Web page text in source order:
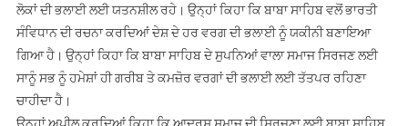
ਲੋਕਾਂ ਦੀ ਭਲਾਈ ਲਈ ਯਤਨਸ਼ੀਲ ਰਹੇ। ਉਨ੍ਹਾਂ ਕਿਹਾ ਕਿ ਬਾਬਾ ਸਾਹਿਬ ਵਲੋਂ ਭਾਰਤੀ
ਸੰਵਿਧਾਨ ਦੀ ਰਚਨਾ ਕਰਦਿਆਂ ਦੇਸ਼ ਦੇ ਹਰ ਵਰਗ ਦੀ ਭਲਾਈ ਨੂੰ ਯਕੀਨੀ ਬਣਾਇਆ
ਗਿਆ ਹੈ। ਉਨ੍ਹਾਂ ਕਿਹਾ ਕਿ ਬਾਬਾ ਸਾਹਿਬ ਦੇ ਸੁਪਨਿਆਂ ਵਾਲਾ ਸਮਾਜ ਸਿਰਜਣ ਲਈ
ਸਾਨੂੰ ਸਭ ਨੂੰ ਹਮੇਸ਼ਾਂ ਹੀ ਗਰੀਬ ਤੇ ਕਮਜ਼ੋਰ ਵਰਗਾਂ ਦੀ ਭਲਾਈ ਲਈ ਤੱਤਪਰ ਰਹਿਣਾ
ਚਾਹੀਦਾ ਹੈ।